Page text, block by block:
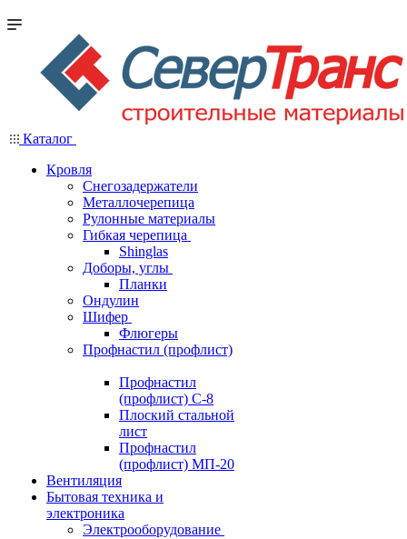
Каталог
Кровля
Снегозадержатели
Металлочерепица
Рулонные материалы
Гибкая черепица
Shinglas
Доборы, углы
Планки
Ондулин
Шифер
Флюгеры
Профнастил (профлист)
Профнастил
(профлист) С-8
Плоский стальной
лист
Профнастил
(профлист) МП-20
Вентиляция
Бытовая техника и
электроника
Электрооборудование